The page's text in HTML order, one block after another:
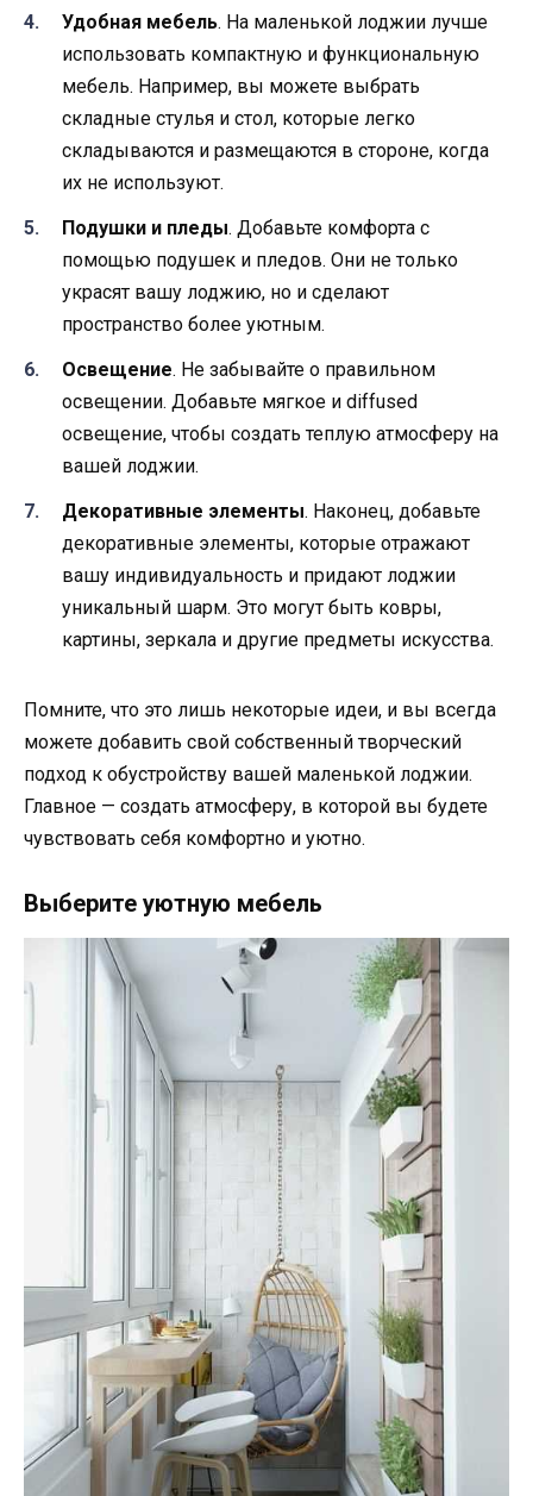
Удобная мебель. На маленькой лоджии лучше
использовать компактную и функциональную
мебель. Например, вы можете выбрать
складные стулья и стол, которые легко
складываются и размещаются в стороне, когда
их не используют.
Подушки и пледы. Добавьте комфорта с
помощью подушек и пледов. Они не только
украсят вашу лоджию, но и сделают
пространство более уютным.
Освещение. Не забывайте о правильном
освещении. Добавьте мягкое и diffused
освещение, чтобы создать теплую атмосферу на
вашей лоджии.
Декоративные элементы. Наконец, добавьте
декоративные элементы, которые отражают
вашу индивидуальность и придают лоджии
уникальный шарм. Это могут быть ковры,
картины, зеркала и другие предметы искусства.
Помните, что это лишь некоторые идеи, и вы всегда
можете добавить свой собственный творческий
подход к обустройству вашей маленькой лоджии.
Главное — создать атмосферу, в которой вы будете
чувствовать себя комфортно и уютно.
Выберите уютную мебель